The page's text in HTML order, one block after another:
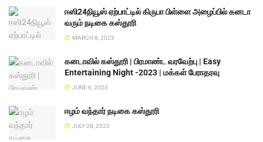
ஈஸி24நியூஸ் ஏற்பாட்டில் கிருபா பிள்ளை அழைப்பில் கனடா
வரும் நடிகை கஸ்தூரி
MARCH 8, 2023
கனடாவில் கஸ்தூரி | பிரமாண்ட வரவேற்பு | Easy
Entertaining Night -2023 | மக்கள் பேராதரவு
JUNE 6, 2023
ஈழம் வந்தார் நடிகை கஸ்தூரி
JULY 28, 2023